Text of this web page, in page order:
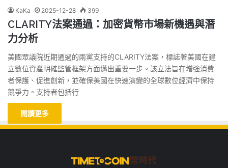
KaKa 2025-12-28 399
CLARITY法案通過：加密貨幣市場新機遇與潛
力分析
美國眾議院近期通過的兩黨支持的CLARITY法案，標誌著美國在建
立數位資產明確監管框架方面邁出重要一步。該立法旨在增強消費
者保護、促進創新，並確保美國在快速演變的全球數位經濟中保持
競爭力。支持者包括行
閱讀更多